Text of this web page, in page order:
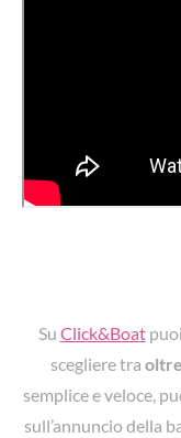
Su Click&Boatpuoi
scegliere tra
semplice e veloce,
sull’annuncio della